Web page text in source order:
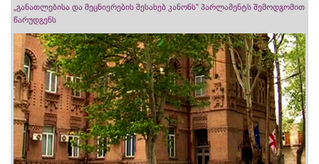
„განათლებისა და მეცნიერების შესახებ კანონს“ პარლამენტს შემოდგომით
წარუდგენს